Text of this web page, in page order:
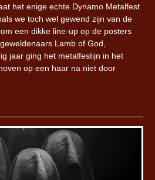
het enige echte Dynamo Metalfest
we toch wel gewend zijn van de
een dikke line-up op de posters
Lamb of God,
jaar ging het metalfestijn in het
op een haar na niet door